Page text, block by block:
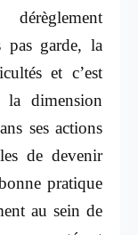
pas garde, la
et c’est
dimension
ses actions
de devenir
pratique
au sein de